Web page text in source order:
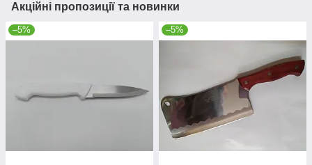
Акційні пропозиції та новинки
–5% –5%